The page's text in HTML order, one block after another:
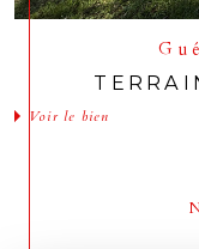
Voir le bien